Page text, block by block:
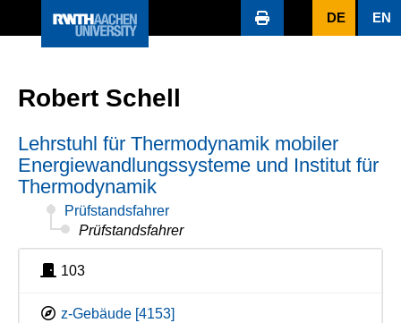
DE EN
Robert Schell
Lehrstuhl für Thermodynamik mobiler
Energiewandlungssysteme und Institut für
Thermodynamik
Prüfstandsfahrer
Prüfstandsfahrer
103
z-Gebäude [4153]